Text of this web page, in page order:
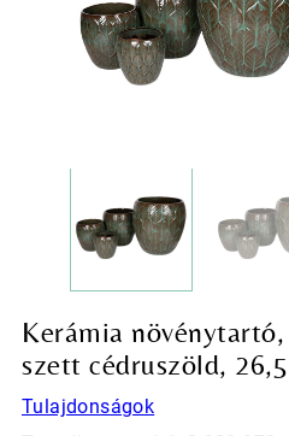
Kerámia
szett cédruszöld,
Tulajdonságok